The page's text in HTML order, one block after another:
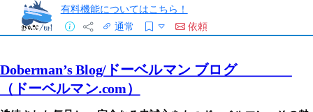
有料機能についてはこちら！
通常
依頼